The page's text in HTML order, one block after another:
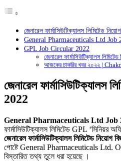
জেনারেল ফার্মাসিউটিক্যালস লিমিটেড
General Pharmaceuticals Ltd Job
GPL Job Circular 2022
জেনারেল ফার্মাসিউটিক্যালস
আজকের চাকরির খবর ২০২২ |
জেনারেল ফার্মাসিউটিক্যালস
2022
General Pharmaceuticals Ltd Job
ফার্মাসিউটিক্যালস লিমিটেড GPL ‘সিনিয়র
জেনারেল ফার্মাসিউটিক্যালস লিমিটেড নিয়োগ
পোষ্টে General Pharmaceuticals Ltd.
বিস্তারিত তথ্য তুলে ধরা হয়েছে ।